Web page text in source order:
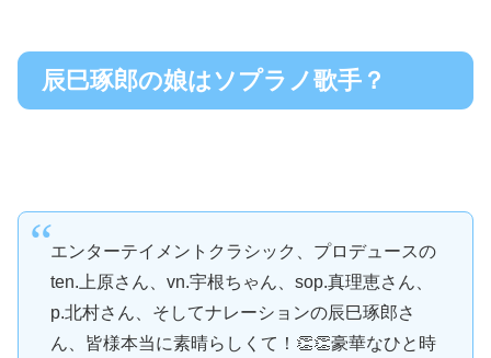
辰巳琢郎の娘はソプラノ歌手？
エンターテイメントクラシック、プロデュースの
ten.上原さん、vn.宇根ちゃん、sop.真理恵さん、
p.北村さん、そしてナレーションの辰巳琢郎さ
ん、皆様本当に素晴らしくて！👏👏豪華なひと時